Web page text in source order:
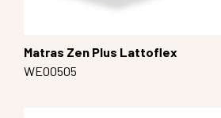
Matras Zen Plus Lattoflex
WE00505